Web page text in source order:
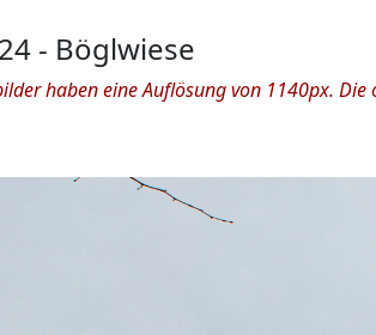
- Böglwiese
haben eine Auflösung von 1140px.